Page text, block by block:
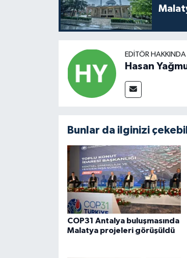
EDITÖR HAKKINDA
Hasan
Bunlar da ilginizi
COP31 Antalya buluşmasında
Malatya projeleri görüşüldü